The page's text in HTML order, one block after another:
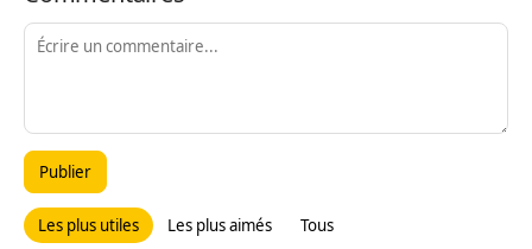
Publier
Les plus utiles Les plus aimés Tous